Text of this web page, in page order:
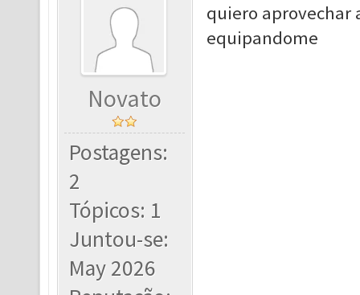
Novato
Postagens:
2
Tópicos: 1
Juntou-se:
May 2026
quiero aprovechar
equipandome